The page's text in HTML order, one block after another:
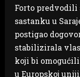
Forto predvodili
sastanku u
postigao
stabilizirala
koji bi
u Europskoj